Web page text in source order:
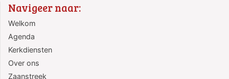
Navigeer naar:
Welkom
Agenda
Kerkdiensten
Over ons
Zaanstreek